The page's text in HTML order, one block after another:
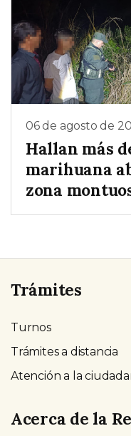
06 de agosto de
Hallan más
marihuana
zona
Trámites
Turnos
Trámites a distancia
Atención a la
Acerca de la